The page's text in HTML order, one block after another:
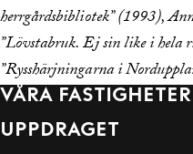
herrgårdsbibliotek” (1993),
”Lövstabruk. Ej sin like i hela
”Rysshärjningarna i
VÅRA FASTIGHETER
UPPDRAGET